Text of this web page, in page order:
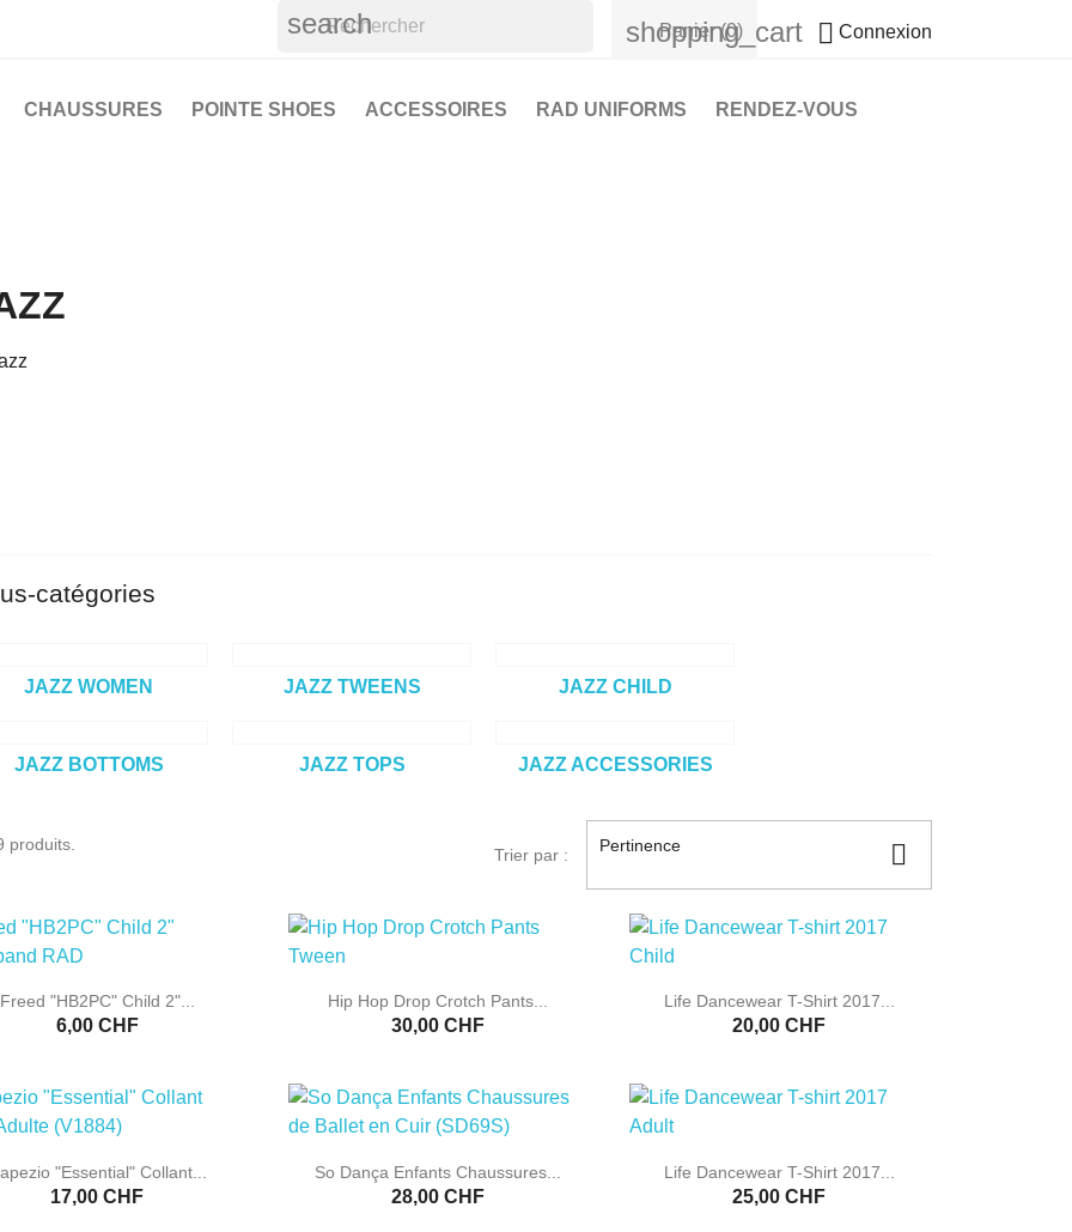
search shopping_cart
Panier (0)  Connexion
CHAUSSURES POINTE SHOES ACCESSOIRES RAD UNIFORMS RENDEZ-VOUS
catégories
JAZZ WOMEN JAZZ TWEENS JAZZ CHILD
JAZZ BOTTOMS JAZZ TOPS JAZZ ACCESSORIES
produits.
Trier par : Pertinence 
 Aperçu rapide
Freed "HB2PC" Child 2"...
6,00 CHF
 Aperçu rapide
Hip Hop Drop Crotch Pants...
30,00 CHF
 Aperçu rapide
Life Dancewear T-Shirt 2017...
20,00 CHF
 Aperçu rapide
"Essential" Collant...
17,00 CHF
 Aperçu rapide
So Dança Enfants Chaussures...
28,00 CHF
 Aperçu rapide
Life Dancewear T-Shirt 2017...
25,00 CHF